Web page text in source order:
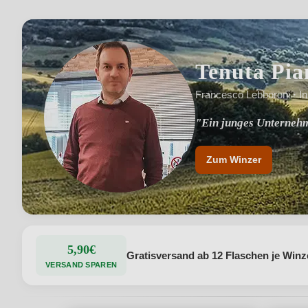
Tenuta
Francesco Lebboroni ·
"Ein junges
"Wo alle Arbeiten
Zum Winzer
5,90€
VERSAND SPAREN
Gratisversand ab 12 Flaschen je